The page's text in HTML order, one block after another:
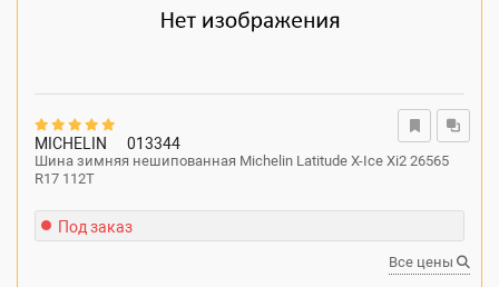
MICHELIN 013344
Шина зимняя нешипованная Michelin Latitude X-Ice Xi2 26565
R17 112T
Под заказ
Все цены